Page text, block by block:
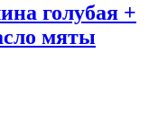
голубая +
мяты